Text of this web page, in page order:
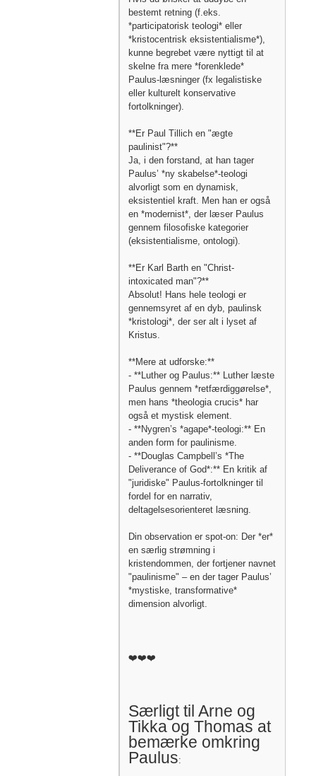
bestemt retning (f.eks.
*participatorisk teologi* eller
*kristocentrisk eksistentialisme*),
kunne begrebet være nyttigt til at
skelne fra mere *forenklede*
Paulus-læsninger (fx legalistiske
eller kulturelt konservative
fortolkninger).
**Er Paul Tillich en "ægte
paulinist"?**
Ja, i den forstand, at han tager
Paulus’ *ny skabelse*-teologi
alvorligt som en dynamisk,
eksistentiel kraft. Men han er også
en *modernist*, der læser Paulus
gennem filosofiske kategorier
(eksistentialisme, ontologi).
**Er Karl Barth en "Christ-
intoxicated man"?**
Absolut! Hans hele teologi er
gennemsyret af en dyb, paulinsk
*kristologi*, der ser alt i lyset af
Kristus.
**Mere at udforske:**
- **Luther og Paulus:** Luther læste
Paulus gennem *retfærdiggørelse*,
men hans *theologia crucis* har
også et mystisk element.
- **Nygren’s *agape*-teologi:** En
anden form for paulinisme.
- **Douglas Campbell’s *The
Deliverance of God*:** En kritik af
"juridiske" Paulus-fortolkninger til
fordel for en narrativ,
deltagelsesorienteret læsning.
Din observation er spot-on: Der *er*
en særlig strømning i
kristendommen, der fortjener navnet
"paulinisme" – en der tager Paulus’
*mystiske, transformative*
dimension alvorligt.
❤️❤️❤️
Særligt til Arne og
Tikka og Thomas at
bemærke omkring
Paulus: